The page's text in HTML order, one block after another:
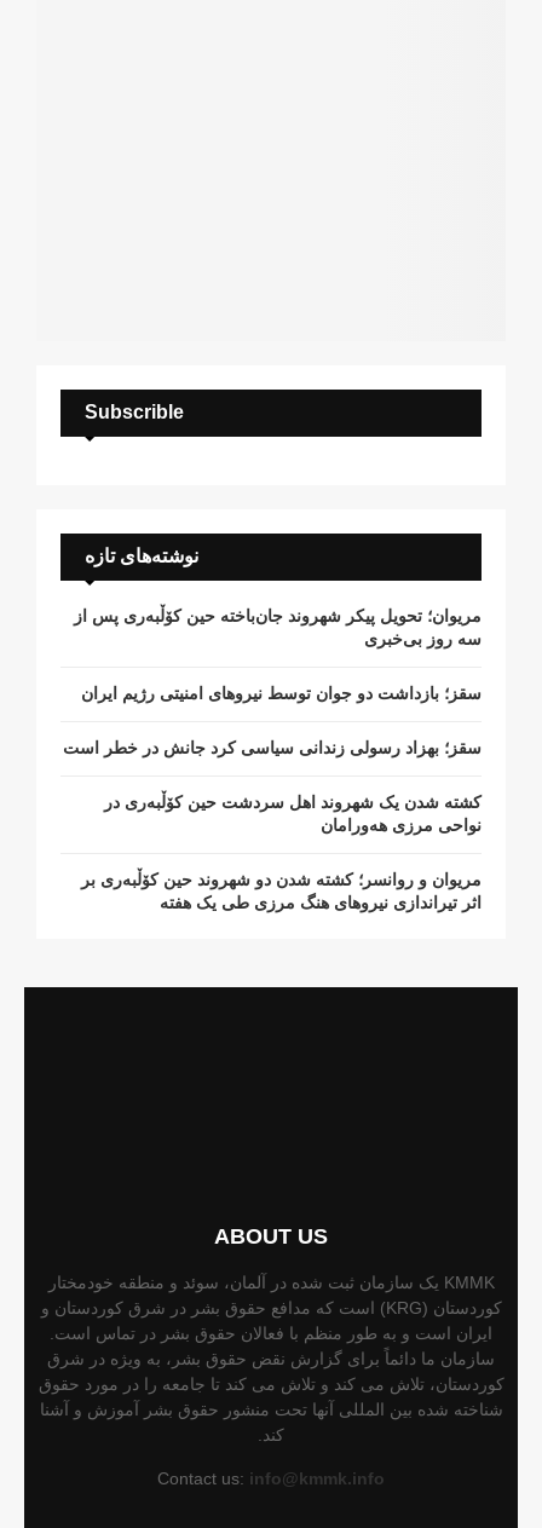
Subscrible
نوشته‌های تازه
مریوان؛ تحویل پیکر شهروند جان‌باخته حین کۆڵبەری پس از
سە روز بی‌خبری
سقز؛ بازداشت دو جوان توسط نیروهای امنیتی رژیم ایران
سقز؛ بهزاد رسولی زندانی سیاسی کرد جانش در خطر است
کشتە شدن یک شهروند اهل سردشت حین کۆڵبەری در
نواحی مرزی هەورامان
مریوان و روانسر؛ کشته شدن دو شهروند حین کۆڵبەری بر
اثر تیراندازی نیروهای هنگ مرزی طی یک هفته
ABOUT US
KMMK یک سازمان ثبت شده در آلمان، سوئد و منطقه خودمختار
کوردستان (KRG) است که مدافع حقوق بشر در شرق کوردستان و
ایران است و به طور منظم با فعالان حقوق بشر در تماس است.
سازمان ما دائماً برای گزارش نقض حقوق بشر، به ویژه در شرق
کوردستان، تلاش می کند و تلاش می کند تا جامعه را در مورد حقوق
شناخته شده بین المللی آنها تحت منشور حقوق بشر آموزش و آشنا
کند.
Contact us: info@kmmk.info